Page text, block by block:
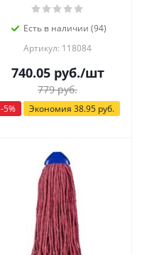
Есть в наличии (94)
Артикул: 118084
740.05руб./шт
779руб.
-5% Экономия 38.95 руб.